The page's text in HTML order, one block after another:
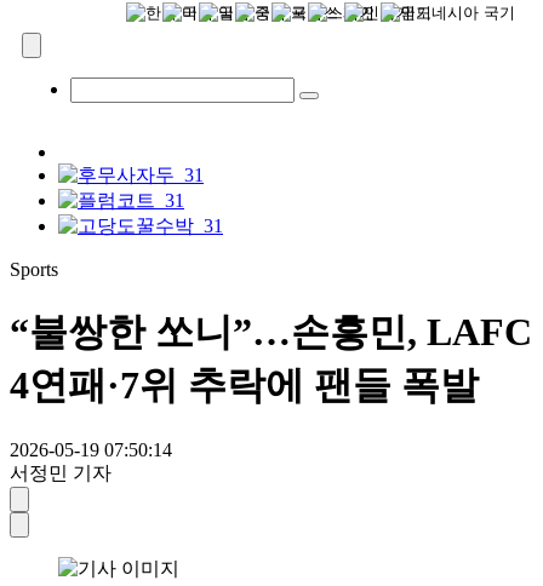
Sports
“불쌍한 쏘니”…손흥민, LAFC
4연패·7위 추락에 팬들 폭발
2026-05-19 07:50:14
서정민 기자